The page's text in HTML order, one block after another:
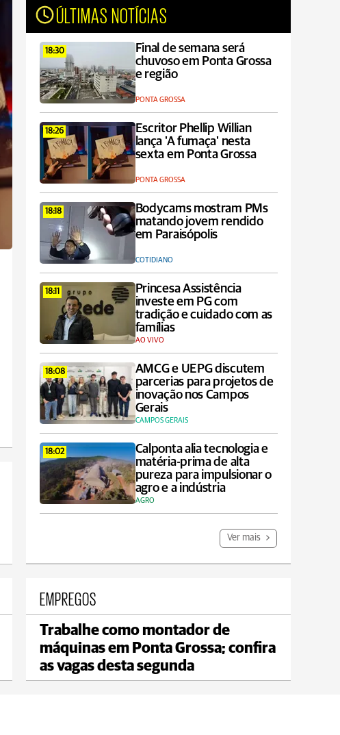
ÚLTIMAS NOTÍCIAS
18:30
Final de semana será
chuvoso em Ponta Grossa
e região
PONTA GROSSA
18:26
Escritor Phellip Willian
lança 'A fumaça' nesta
sexta em Ponta Grossa
PONTA GROSSA
18:18
Bodycams mostram PMs
matando jovem rendido
em Paraisópolis
COTIDIANO
18:11
Princesa Assistência
investe em PG com
tradição e cuidado com as
famílias
AO VIVO
18:08
AMCG e UEPG discutem
parcerias para projetos de
inovação nos Campos
Gerais
CAMPOS GERAIS
18:02
Calponta alia tecnologia e
matéria-prima de alta
pureza para impulsionar o
agro e a indústria
AGRO
Ver mais
Jaguariaíva
max 19°C min 18°C
EMPREGOS
Trabalhe como montador de
máquinas em Ponta Grossa; confira
as vagas desta segunda